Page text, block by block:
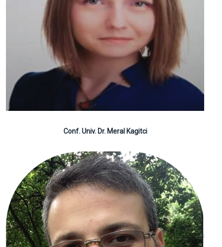
Conf. Univ. Dr. Meral Kagitci